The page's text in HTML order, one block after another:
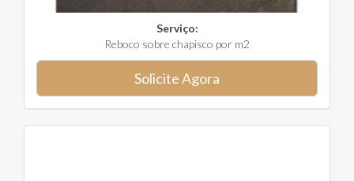
Serviço:
Reboco sobre chapisco por m2
Solicite Agora